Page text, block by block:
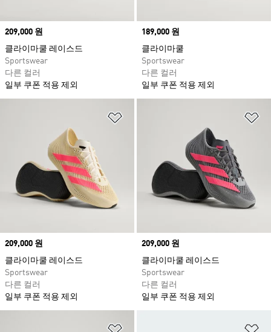
Price
209,000 원
클라이마쿨 레이스드
Sportswear
다른 컬러
일부 쿠폰 적용 제외
Price
189,000 원
클라이마쿨
Sportswear
다른 컬러
일부 쿠폰 적용 제외
Price
209,000 원
클라이마쿨 레이스드
Sportswear
다른 컬러
일부 쿠폰 적용 제외
Price
209,000 원
클라이마쿨 레이스드
Sportswear
다른 컬러
일부 쿠폰 적용 제외